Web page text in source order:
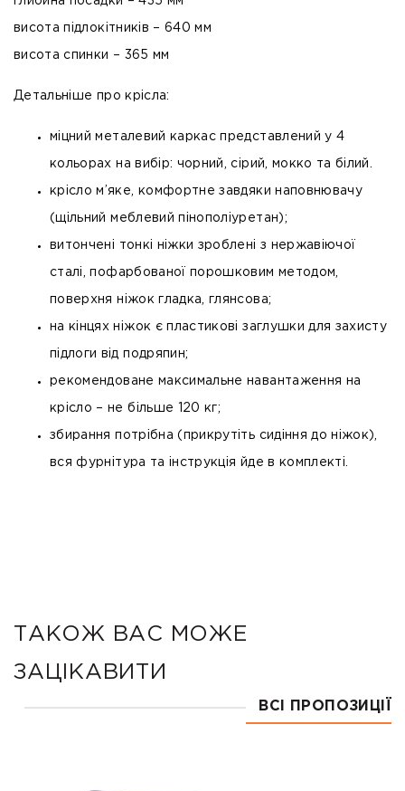
висота підлокітників – 640 мм
висота спинки – 365 мм
Детальніше про крісла:
міцний металевий каркас представлений у 4
кольорах на вибір: чорний, сірий, мокко та білий.
крісло м’яке, комфортне завдяки наповнювачу
(щільний меблевий пінополіуретан);
витончені тонкі ніжки зроблені з нержавіючої
сталі, пофарбованої порошковим методом,
поверхня ніжок гладка, глянсова;
на кінцях ніжок є пластикові заглушки для захисту
підлоги від подряпин;
рекомендоване максимальне навантаження на
крісло – не більше 120 кг;
збирання потрібна (прикрутіть сидіння до ніжок),
вся фурнітура та інструкція йде в комплекті.
ТАКОЖ ВАС МОЖЕ
ЗАЦІКАВИТИ
ВСІ ПРОПОЗИЦІЇ